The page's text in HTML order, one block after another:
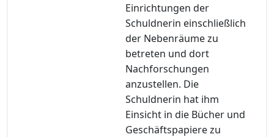
Einrichtungen der
Schuldnerin einschließlich
der Nebenräume zu
betreten und dort
Nachforschungen
anzustellen. Die
Schuldnerin hat ihm
Einsicht in die Bücher und
Geschäftspapiere zu